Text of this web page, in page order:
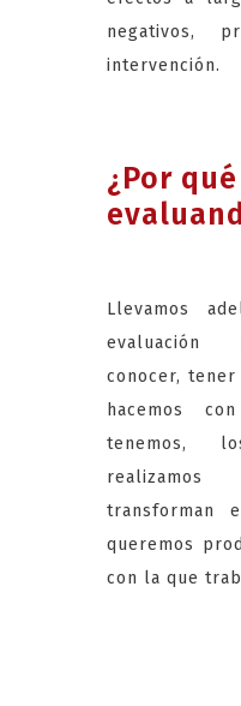
negativos,
intervención.
¿Por
Llevamos
evaluación
conocer,
hacemos
tenemos,
transforman
queremos
con la que